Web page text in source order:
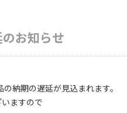
お知らせ
納期の遅延が見込まれます。
ますので